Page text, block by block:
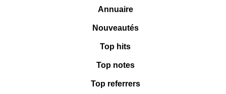
Annuaire
Nouveautés
Top hits
Top notes
Top referrers